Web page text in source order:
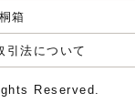
箱
引法について
Reserved.